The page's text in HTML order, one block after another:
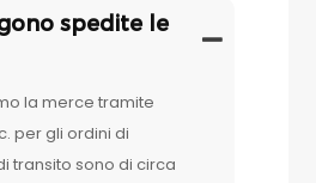
spedite le
la merce tramite
per gli ordini di
transito sono di circa